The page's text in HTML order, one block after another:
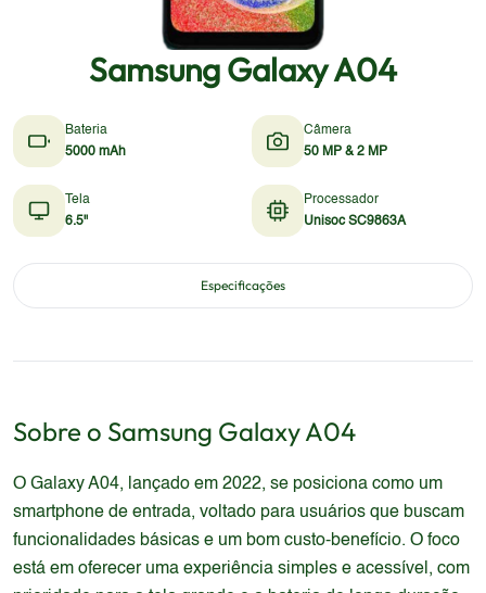
Samsung Galaxy A04
Bateria
5000 mAh
Câmera
50 MP & 2 MP
Tela
6.5"
Processador
Unisoc SC9863A
Especificações
Sobre o Samsung Galaxy A04
O Galaxy A04, lançado em 2022, se posiciona como um
smartphone de entrada, voltado para usuários que buscam
funcionalidades básicas e um bom custo-benefício. O foco
está em oferecer uma experiência simples e acessível, com